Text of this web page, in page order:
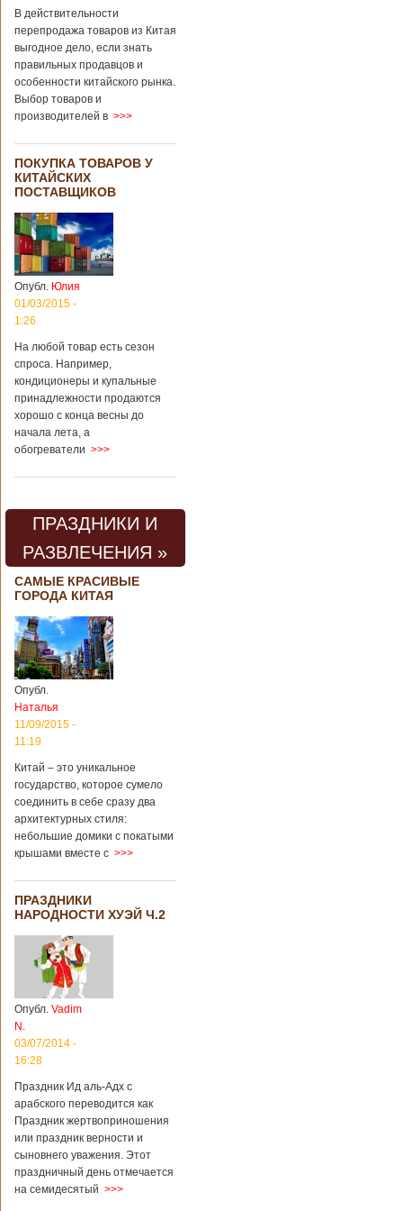
В действительности
перепродажа товаров из Китая
выгодное дело, если знать
правильных продавцов и
особенности китайского рынка.
Выбор товаров и
производителей в >>>
ПОКУПКА ТОВАРОВ У
КИТАЙСКИХ
ПОСТАВЩИКОВ
Опубл. Юлия
01/03/2015 -
1:26
На любой товар есть сезон
спроса. Например,
кондиционеры и купальные
принадлежности продаются
хорошо с конца весны до
начала лета, а
обогреватели >>>
ПРАЗДНИКИ И
РАЗВЛЕЧЕНИЯ »
САМЫЕ КРАСИВЫЕ
ГОРОДА КИТАЯ
Опубл.
Наталья
11/09/2015 -
11:19
Китай – это уникальное
государство, которое сумело
соединить в себе сразу два
архитектурных стиля:
небольшие домики с покатыми
крышами вместе с >>>
ПРАЗДНИКИ
НАРОДНОСТИ ХУЭЙ Ч.2
Опубл. Vadim
N.
03/07/2014 -
16:28
Праздник Ид аль-Адх с
арабского переводится как
Праздник жертвоприношения
или праздник верности и
сыновнего уважения. Этот
праздничный день отмечается
на семидесятый >>>